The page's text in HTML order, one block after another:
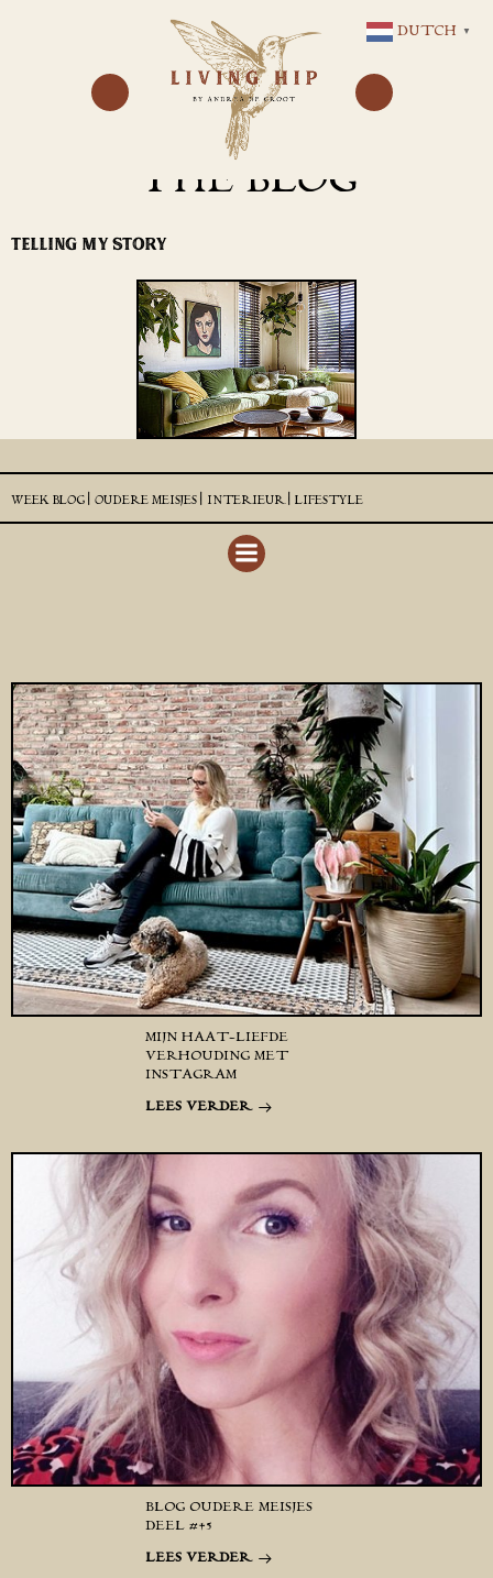
NAAR
DE
INHOUD
THE BLOG
TELLING MY STORY
WEEK BLOG | OUDERE MEISJES | INTERIEUR | LIFESTYLE
MIJN HAAT-LIEFDE
VERHOUDING MET
INSTAGRAM
LEES VERDER
BLOG OUDERE MEISJES
DEEL #45
LEES VERDER
DUTCH ▼